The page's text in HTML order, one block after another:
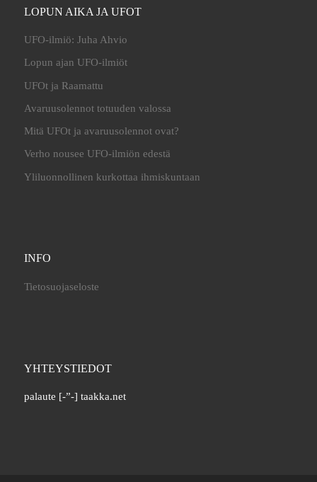
LOPUN AIKA JA UFOT
UFO-ilmiö: Juha Ahvio
Lopun ajan UFO-ilmiöt
UFOt ja Raamattu
Avaruusolennot totuuden valossa
Mitä UFOt ja avaruusolennot ovat?
Verho nousee UFO-ilmiön edestä
Yliluonnollinen kurkottaa ihmiskuntaan
INFO
Tietosuojaseloste
YHTEYSTIEDOT
palaute [-”-] taakka.net